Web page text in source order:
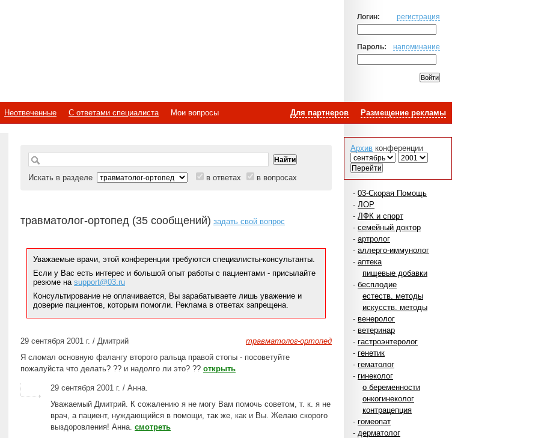
Логин: регистрация
Пароль: напоминание
Размещение рекламы
Для партнеров
Неотвеченные С ответами специалиста
Мои вопросы
Архив конференции
- 03-Скорая Помощь
- ЛОР
- ЛФК и спорт
- семейный доктор
- артролог
- аллерго-иммунолог
- аптека
пищевые добавки
- бесплодие
естеств. методы
искусств. методы
- венеролог
- ветеринар
- гастроэнтеролог
- генетик
- гематолог
- гинеколог
о беременности
онкогинеколог
контрацепция
- гомеопат
- дерматолог
Искать в разделе в ответах в вопросах
травматолог-ортопед (35 сообщений) задать свой вопрос
Уважаемые врачи, этой конференции требуются специалисты-консультанты.
Если у Вас есть интерес и большой опыт работы с пациентами - присылайте
резюме на support@03.ru
Консультирование не оплачивается, Вы зарабатываете лишь уважение и
доверие пациентов, которым помогли. Реклама в ответах запрещена.
травматолог-ортопед
29 сентября 2001 г. / Дмитрий
Я сломал основную фалангу второго ральца правой стопы - посоветуйте
пожалуйста что делать? ?? и надолго ли это? ?? открыть
29 сентября 2001 г. / Анна.
Уважаемый Дмитрий. К сожалению я не могу Вам помочь советом, т. к. я не
врач, а пациент, нуждающийся в помощи, так же, как и Вы. Желаю скорого
выздоровления! Анна. смотреть